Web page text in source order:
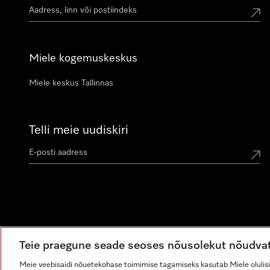
Miele kogemuskeskus
Miele keskus Tallinnas
Telli meie uudiskiri
Teie praegune seade seoses nõusolekut
Meie veebisaidi nõuetekohase toimimise tagamiseks kasutab Miele